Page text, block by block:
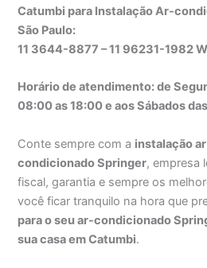
Catumbi para Instalação Ar-
São Paulo:
11 3644-8877 – 11 96231-1982
Horário de atendimento: de
08:00 as 18:00 e aos Sábados
Conte sempre com a instalação ar
condicionado Springer, empresa
fiscal, garantia e sempre os
você ficar tranquilo na hora que
para o seu ar-condicionado
sua casa em Catumbi.